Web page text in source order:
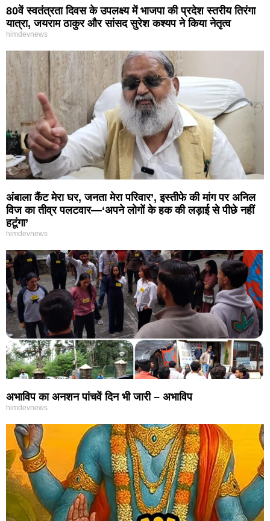
80वें स्वतंत्रता दिवस के उपलक्ष्य में भाजपा की प्रदेश स्तरीय तिरंगा
यात्रा, जयराम ठाकुर और सांसद सुरेश कश्यप ने किया नेतृत्व
himdevnews
अंबाला कैंट मेरा घर, जनता मेरा परिवार’, इस्तीफे की मांग पर अनिल
विज का तीव्र पलटवार—‘अपने लोगों के हक की लड़ाई से पीछे नहीं
हटूंगा’
himdevnews
अभाविप का अनशन पांचवें दिन भी जारी – अभाविप
himdevnews